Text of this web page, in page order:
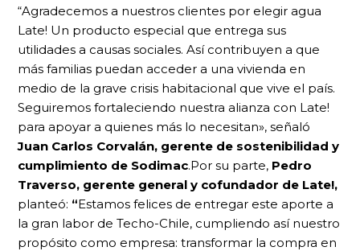
“Agradecemos a nuestros clientes por elegir agua
Late! Un producto especial que entrega sus
utilidades a causas sociales. Así contribuyen a que
más familias puedan acceder a una vivienda en
medio de la grave crisis habitacional que vive el país.
Seguiremos fortaleciendo nuestra alianza con Late!
para apoyar a quienes más lo necesitan», señaló
Juan Carlos Corvalán, gerente de sostenibilidad y
cumplimiento de Sodimac.Por su parte, Pedro
Traverso, gerente general y cofundador de Late!,
planteó: “Estamos felices de entregar este aporte a
la gran labor de Techo-Chile, cumpliendo así nuestro
propósito como empresa: transformar la compra en